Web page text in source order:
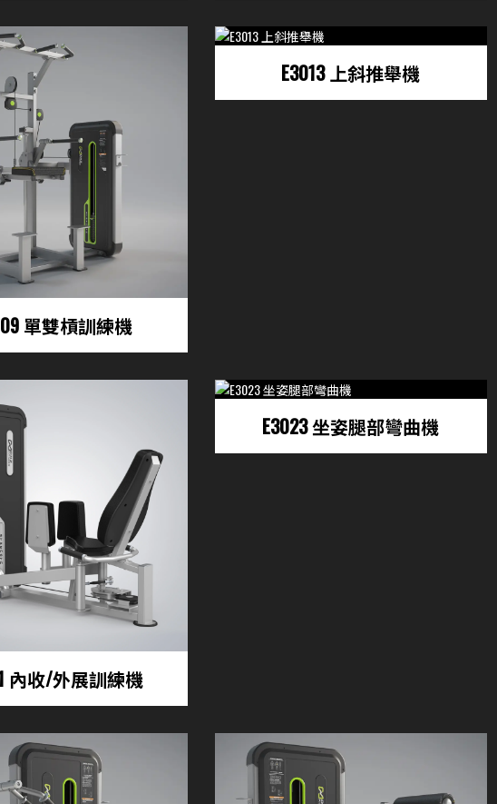
單雙槓訓練機
E3013 上斜推舉機
內收/外展訓練機
E3023 坐姿腿部彎曲機